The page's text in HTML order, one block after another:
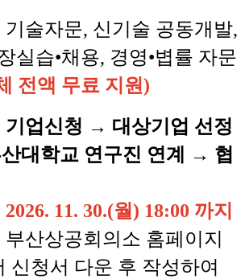
기술자문, 신기술 공동개발,
실습•채용, 경영•볍률 자문
전액 무료 지원)
업신청 → 대상기업 선정
대학교 연구진 연계 → 협
2026. 11. 30.(월) 18:00 까지
부산상공회의소 홈페이지
신청서 다운 후 작성하여